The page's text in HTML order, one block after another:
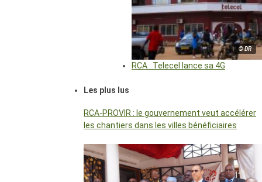
© DR
RCA : Telecel lance sa 4G
Les plus lus
RCA-PROVIR : le gouvernement veut accélérer
les chantiers dans les villes bénéficiaires